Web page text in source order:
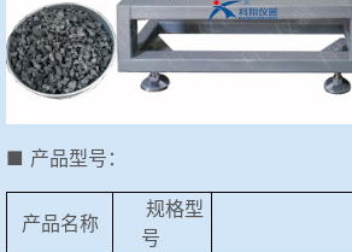
■ 产品型号：
产品名称
规格型
号